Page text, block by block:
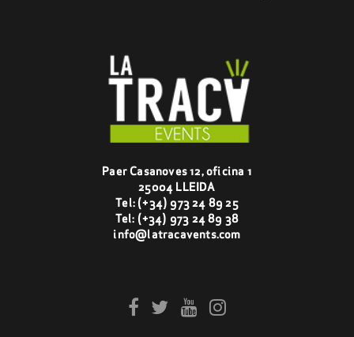
Paer Casanoves 12, oficina 1
25004 LLEIDA
Tel: (+34) 973 24 89 25
Tel: (+34) 973 24 89 38
info@latracavents.com